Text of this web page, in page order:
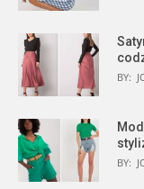
BY:
BY: